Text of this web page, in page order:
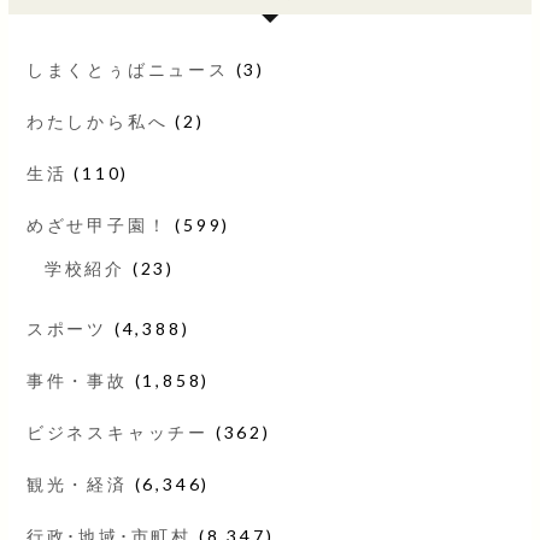
しまくとぅばニュース (3)
わたしから私へ (2)
生活 (110)
めざせ甲子園！ (599)
学校紹介 (23)
スポーツ (4,388)
事件・事故 (1,858)
ビジネスキャッチー (362)
観光・経済 (6,346)
行政･地域･市町村 (8,347)